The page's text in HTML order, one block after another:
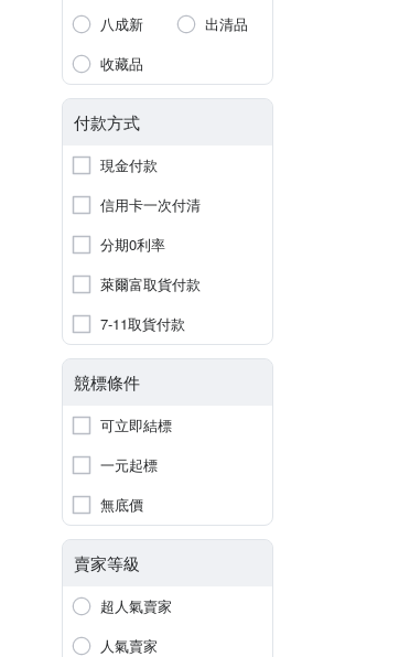
八成新
出清品
收藏品
付款方式
現金付款
信用卡一次付清
分期0利率
萊爾富取貨付款
7-11取貨付款
競標條件
可立即結標
一元起標
無底價
賣家等級
超人氣賣家
人氣賣家